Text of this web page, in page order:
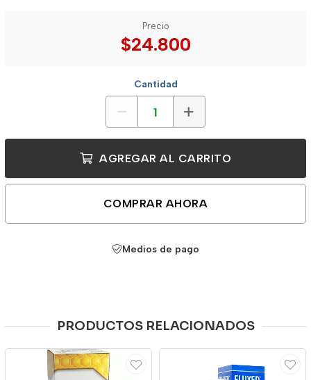
Precio
$24.800
Cantidad
AGREGAR AL CARRITO
COMPRAR AHORA
Medios de pago
PRODUCTOS RELACIONADOS